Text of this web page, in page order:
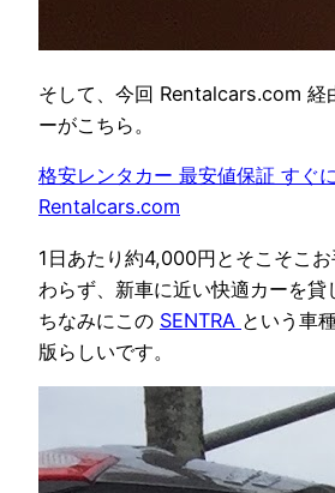
そして、今回 Rentalcars.com 経
ーがこちら。
格安レンタカー 最安値保証 すぐ
Rentalcars.com
1日あたり約4,000円とそこそこ
わらず、新車に近い快適カーを貸
ちなみにこの SENTRA という車
版らしいです。